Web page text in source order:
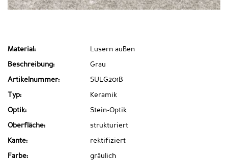
Material: Lusern außen
Beschreibung: Grau
Artikelnummer: SULG201B
Typ: Keramik
Optik: Stein-Optik
Oberfläche: strukturiert
Kante: rektifiziert
Farbe: gräulich